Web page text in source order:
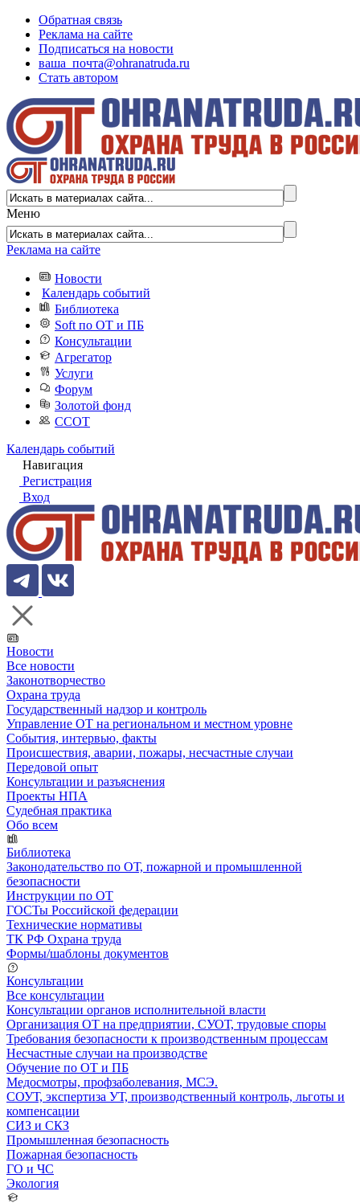
Обратная связь
Реклама на сайте
Подписаться на новости
ваша_почта@ohranatruda.ru
Стать автором
Меню
Реклама на сайте
Новости
Календарь событий
Библиотека
Soft по ОТ и ПБ
Консультации
Агрегатор
Услуги
Форум
Золотой фонд
ССОТ
Календарь событий
Навигация
Регистрация
Вход
Новости
Все новости
Законотворчество
Охрана труда
Государственный надзор и контроль
Управление ОТ на региональном и местном уровне
События, интервью, факты
Происшествия, аварии, пожары, несчастные случаи
Передовой опыт
Консультации и разъяснения
Проекты НПА
Судебная практика
Обо всем
Библиотека
Законодательство по ОТ, пожарной и промышленной
безопасности
Инструкции по ОТ
ГОСТы Российской федерации
Технические нормативы
ТК РФ Охрана труда
Формы/шаблоны документов
Консультации
Все консультации
Консультации органов исполнительной власти
Организация ОТ на предприятии, СУОТ, трудовые споры
Требования безопасности к производственным процессам
Несчастные случаи на производстве
Обучение по ОТ и ПБ
Медосмотры, профзаболевания, МСЭ.
СОУТ, экспертиза УТ, производственный контроль, льготы и
компенсации
СИЗ и СКЗ
Промышленная безопасность
Пожарная безопасность
ГО и ЧС
Экология